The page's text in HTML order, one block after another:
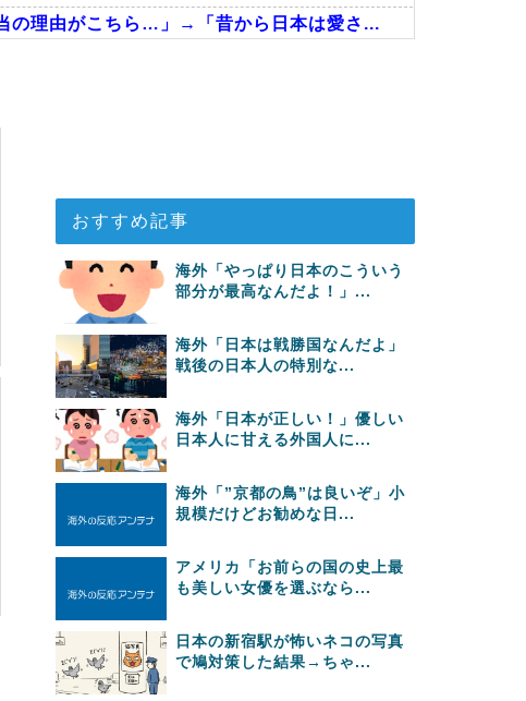
の理由がこちら…」→「昔から日本は愛さ...
行だった』と衝撃発言！日韓ワールドカ...
おすすめ記事
海外「やっぱり日本のこういう
部分が最高なんだよ！」...
海外「日本は戦勝国なんだよ」
戦後の日本人の特別な...
海外「日本が正しい！」優しい
日本人に甘える外国人に...
海外「”京都の鳥”は良いぞ」小
規模だけどお勧めな日...
アメリカ「お前らの国の史上最
も美しい女優を選ぶなら...
日本の新宿駅が怖いネコの写真
で鳩対策した結果→ちゃ...